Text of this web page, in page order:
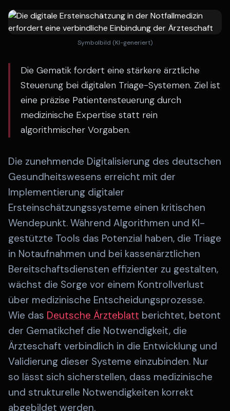
Symbolbild (KI-generiert)
Die Gematik fordert eine stärkere ärztliche
Steuerung bei digitalen Triage-Systemen. Ziel ist
eine präzise Patientensteuerung durch
medizinische Expertise statt rein
algorithmischer Vorgaben.
Die zunehmende Digitalisierung des deutschen
Gesundheitswesens erreicht mit der
Implementierung digitaler
Ersteinschätzungssysteme einen kritischen
Wendepunkt. Während Algorithmen und KI-
gestützte Tools das Potenzial haben, die Triage
in Notaufnahmen und bei kassenärztlichen
Bereitschaftsdiensten effizienter zu gestalten,
wächst die Sorge vor einem Kontrollverlust
über medizinische Entscheidungsprozesse.
Wie das Deutsche Ärzteblatt berichtet, betont
der Gematikchef die Notwendigkeit, die
Ärzteschaft verbindlich in die Entwicklung und
Validierung dieser Systeme einzubinden. Nur
so lässt sich sicherstellen, dass medizinische
und strukturelle Notwendigkeiten korrekt
abgebildet werden.